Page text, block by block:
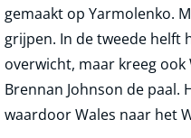
gemaakt op Yarmolenko.
grijpen. In de tweede helft
overwicht, maar kreeg ook
Brennan Johnson de paal.
waardoor Wales naar het